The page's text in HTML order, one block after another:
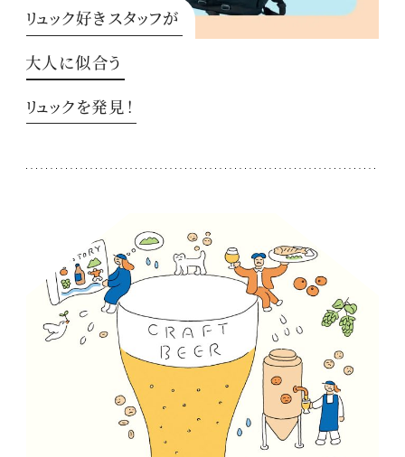
リュック好きスタッフが
大人に似合う
リュックを発見！